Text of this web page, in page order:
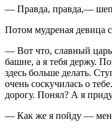
— Правда, правда,—
Потом мудреная девица
— Вот что, славный
башне, а я тебя держу.
здесь больше делать.
очень соскучилась о
дорогу. Понял? А я
— Как же я пойду —